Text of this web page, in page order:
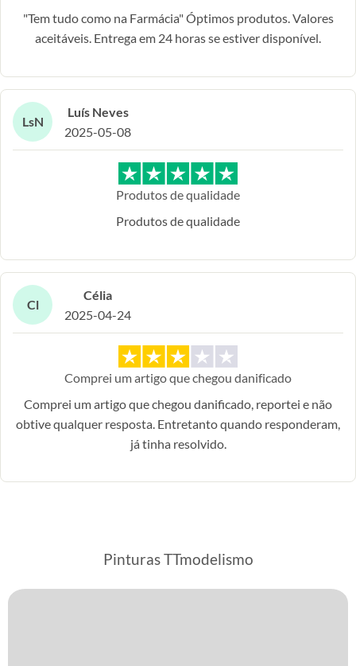
"Tem tudo como na Farmácia" Óptimos produtos. Valores
aceitáveis. Entrega em 24 horas se estiver disponível.
LsN
Luís Neves
2025-05-08
Produtos de qualidade
Produtos de qualidade
Cl
Célia
2025-04-24
Comprei um artigo que chegou danificado
Comprei um artigo que chegou danificado, reportei e não
obtive qualquer resposta. Entretanto quando responderam,
já tinha resolvido.
Pinturas TTmodelismo